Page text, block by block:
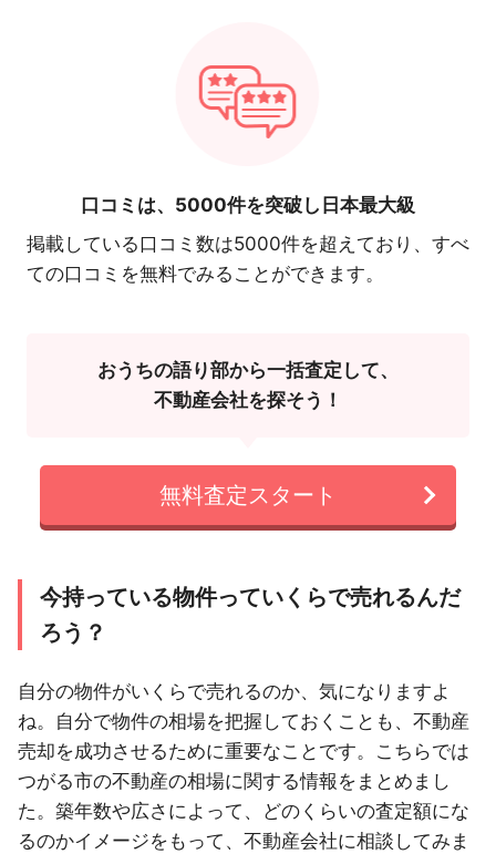
口コミは、 5000件を突破し日本最大級
掲載している口コミ数は5000件を超えており、すべ
ての口コミを無料でみることができます。
おうちの語り部から一括査定して、
不動産会社を探そう！
無料査定スタート
今持っている物件っていくらで売れるんだ
ろう？
自分の物件がいくらで売れるのか、気になりますよ
ね。自分で物件の相場を把握しておくことも、不動産
売却を成功させるために重要なことです。こちらでは
つがる市の不動産の相場に関する情報をまとめまし
た。築年数や広さによって、どのくらいの査定額にな
るのかイメージをもって、不動産会社に相談してみま